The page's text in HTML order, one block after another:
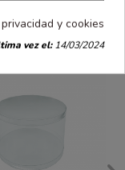
y cookies
vez el:14/03/2024